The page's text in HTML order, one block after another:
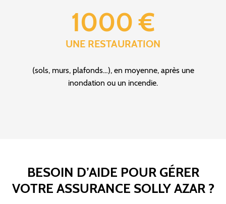
1000 €
UNE RESTAURATION
(sols, murs, plafonds…), en moyenne, après une
inondation ou un incendie.
BESOIN D’AIDE POUR GÉRER
VOTRE ASSURANCE SOLLY AZAR ?